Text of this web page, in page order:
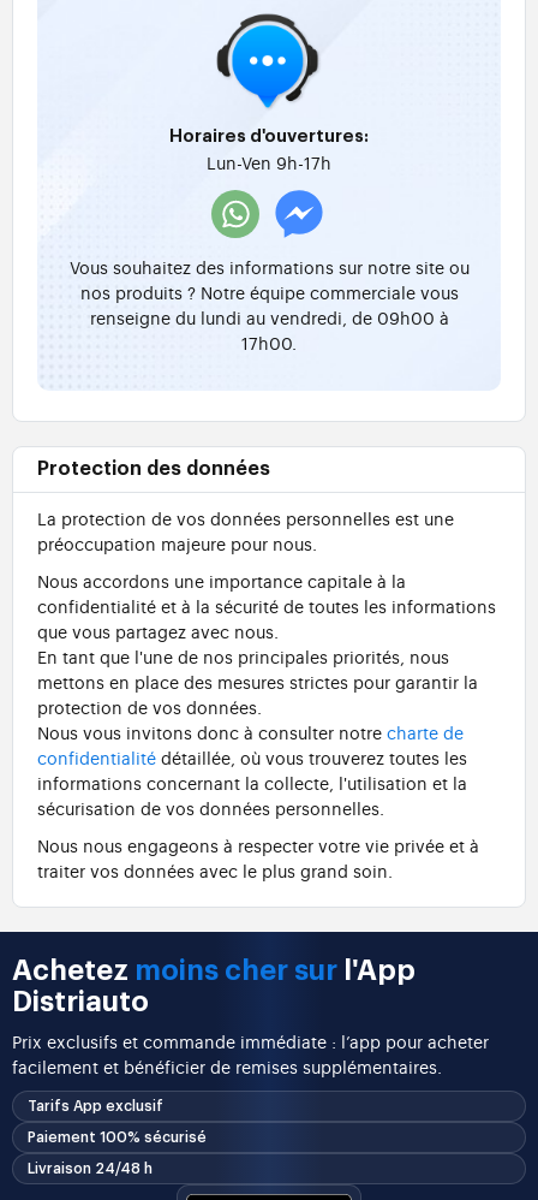
Horaires d'ouvertures:
Lun-Ven 9h-17h
Vous souhaitez des informations sur notre site ou
nos produits ? Notre équipe commerciale vous
renseigne du lundi au vendredi, de 09h00 à
17h00.
Protection des données
La protection de vos données personnelles est une
préoccupation majeure pour nous.
Nous accordons une importance capitale à la
confidentialité et à la sécurité de toutes les informations
que vous partagez avec nous.
En tant que l'une de nos principales priorités, nous
mettons en place des mesures strictes pour garantir la
protection de vos données.
Nous vous invitons donc à consulter notre charte de
confidentialité détaillée, où vous trouverez toutes les
informations concernant la collecte, l'utilisation et la
sécurisation de vos données personnelles.
Nous nous engageons à respecter votre vie privée et à
traiter vos données avec le plus grand soin.
Achetez moins cher sur l'App
Distriauto
Prix exclusifs et commande immédiate : l’app pour acheter
facilement et bénéficier de remises supplémentaires.
Tarifs App exclusif
Paiement 100% sécurisé
Livraison 24/48 h